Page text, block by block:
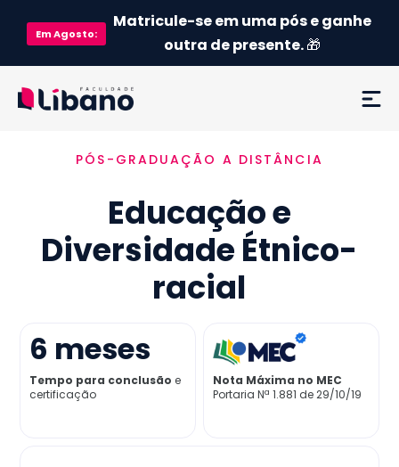
EmAgosto:
Matricule-se em uma pós e ganhe
outra de presente.🎁
Ementa
Como funciona
Credenciamento MEC
Já sou aluno
PÓS-GRADUAÇÃO A DISTÂNCIA
Educação e
Diversidade Étnico-
racial
6 meses
Tempo para conclusão e
certificação
Nota Máxima no MEC
Portaria Nª 1.881 de 29/10/19